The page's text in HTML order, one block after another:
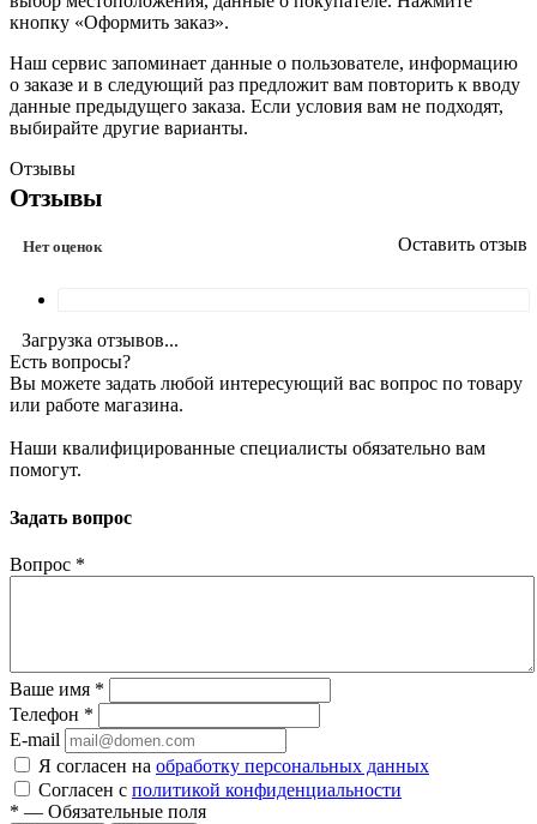
кнопку «Оформить заказ».
Наш сервис запоминает данные о пользователе, информацию
о заказе и в следующий раз предложит вам повторить к вводу
данные предыдущего заказа. Если условия вам не подходят,
выбирайте другие варианты.
Отзывы
Отзывы
Нет оценок Оставить отзыв
Загрузка отзывов...
Есть вопросы?
Вы можете задать любой интересующий вас вопрос по товару
или работе магазина.
Наши квалифицированные специалисты обязательно вам
помогут.
Задать вопрос
Вопрос *
Ваше имя *
Телефон *
E-mail
Я согласен на обработку персональных данных
Согласен с политикой конфиденциальности
* — Обязательные поля